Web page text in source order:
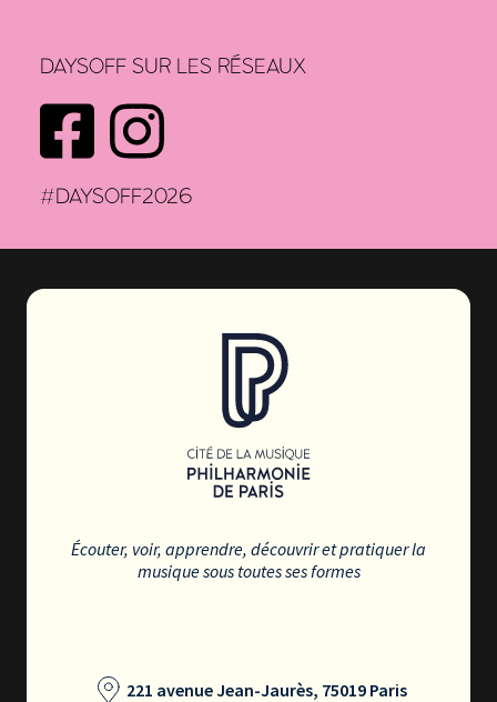
DAYSOFF SUR LES RÉSEAUX
FACEBOOK
INSTAGRAM
#DAYSOFF2026